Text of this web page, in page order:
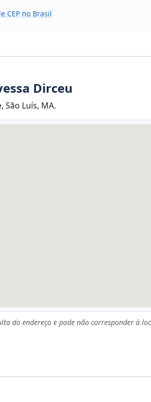
CEP no Brasil
Dirceu
São Luís, MA.
do endereço e pode não corresponder à